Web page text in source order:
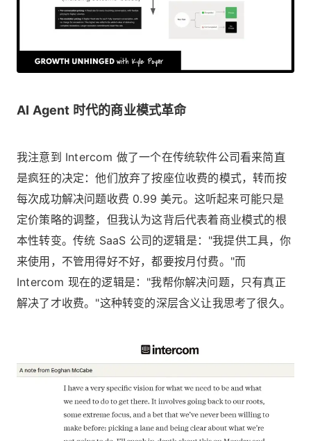
AI Agent 时代的商业模式革命
我注意到 Intercom 做了一个在传统软件公司看来简直
是疯狂的决定：他们放弃了按座位收费的模式，转而按
每次成功解决问题收费 0.99 美元。这听起来可能只是
定价策略的调整，但我认为这背后代表着商业模式的根
本性转变。传统 SaaS 公司的逻辑是："我提供工具，你
来使用，不管用得好不好，都要按月付费。"而
Intercom 现在的逻辑是："我帮你解决问题，只有真正
解决了才收费。"这种转变的深层含义让我思考了很久。